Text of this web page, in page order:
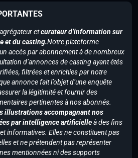
etcurateur d’information sur
et du casting.Notre plateforme
accès par abonnement à de nombreux
d’annonces de casting ayant étés
filtrées et enrichies par notre
annonce fait l’objet d’une enquête
la légitimité et fournir des
pertinentes à nos abonnés.
illustrations accompagnant nos
par intelligence artificielleà des fins
informatives. Elles ne constituent pas
et ne prétendent pas représenter
mentionnées ni des supports